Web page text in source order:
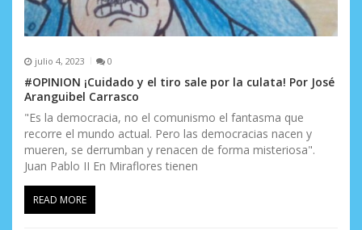
s
julio 4, 2023 0
#OPINION ¡Cuidado y el tiro sale por la culata! Por José
Aranguibel Carrasco
"Es la democracia, no el comunismo el fantasma que
recorre el mundo actual. Pero las democracias nacen y
mueren, se derrumban y renacen de forma misteriosa".
Juan Pablo II En Miraflores tienen
READ MORE